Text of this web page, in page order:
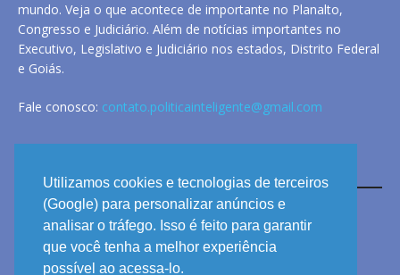
Utilizamos cookies e tecnologias de terceiros
(Google) para personalizar anúncios e
analisar o tráfego. Isso é feito para garantir
que você tenha a melhor experiência
possível ao acessa-lo.
mundo. Veja o que acontece de importante no Planalto,
Congresso e Judiciário. Além de notícias importantes no
Executivo, Legislativo e Judiciário nos estados, Distrito Federal
e Goiás.
Fale conosco: contato.politicainteligente@gmail.com
LINKS
ANUNCIE
PRIVACIDADE